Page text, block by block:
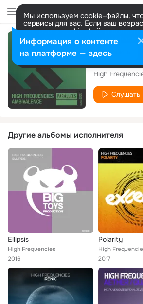
Мы используем cookie-файлы,
сервисы для вас. Если ваш
настроить cookie-файлы должен
представитель. Больше
Разрешить все Настроить
Альбом
High
Слушать
Другие альбомы исполнителя
Ellipsis
High Frequencies
2016
Polarity
High
2017
Информация о контенте
на платформе — здесь